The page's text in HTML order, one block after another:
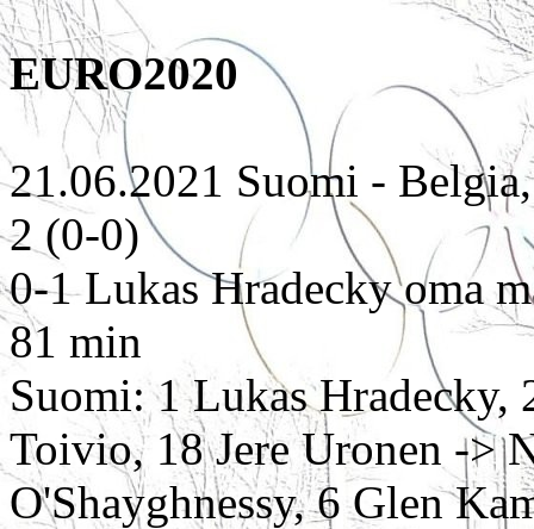
EURO2020
21.06.2021 Suomi -
2 (0-0)
0-1 Lukas Hradecky oma
81 min
Suomi: 1 Lukas Hradecky,
Toivio, 18 Jere Uronen ->
O'Shayghnessy, 6 Glen